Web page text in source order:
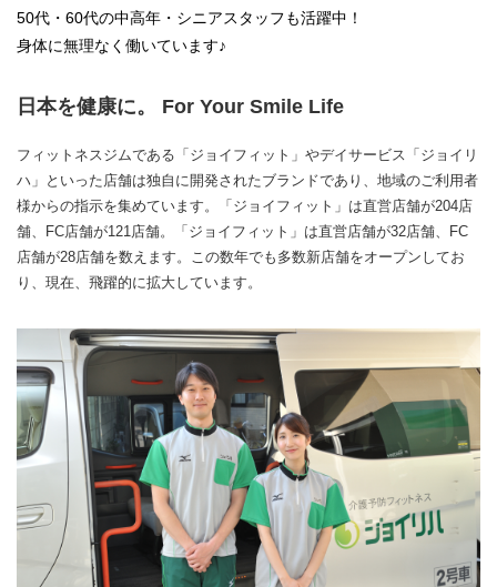
50代・60代の中高年・シニアスタッフも活躍中！
身体に無理なく働いています♪
日本を健康に。 For Your Smile Life
フィットネスジムである「ジョイフィット」やデイサービス「ジョイリ
ハ」といった店舗は独自に開発されたブランドであり、地域のご利用者
様からの指示を集めています。「ジョイフィット」は直営店舗が204店
舗、FC店舗が121店舗。「ジョイフィット」は直営店舗が32店舗、FC
店舗が28店舗を数えます。この数年でも多数新店舗をオープンしてお
り、現在、飛躍的に拡大しています。